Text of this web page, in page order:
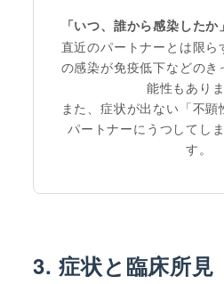
「いつ、誰から感染したか
直近のパートナーとは限
の感染が免疫低下などの
能性もありま
また、症状が出ない「不
パートナーにうつしてし
す。
3. 症状と臨床所見